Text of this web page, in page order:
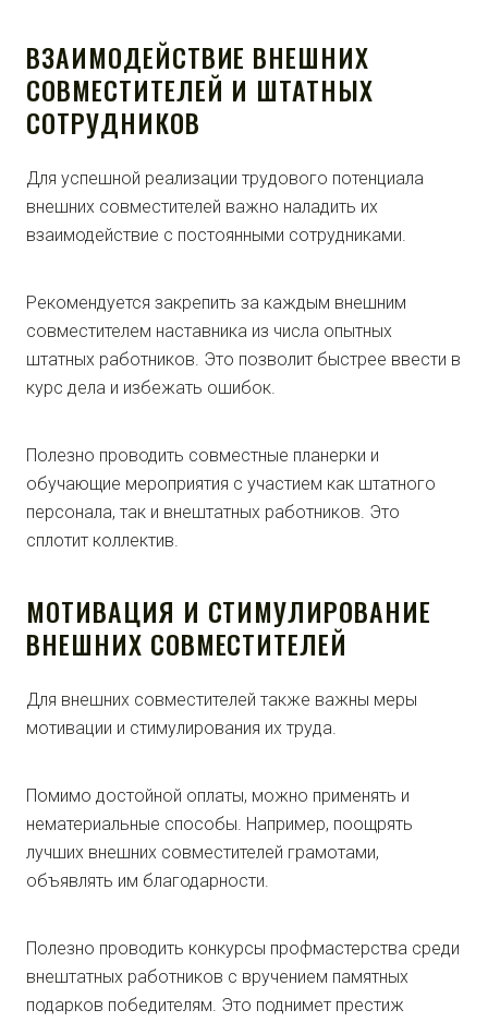
ВЗАИМОДЕЙСТВИЕ ВНЕШНИХ
СОВМЕСТИТЕЛЕЙ И ШТАТНЫХ
СОТРУДНИКОВ
Для успешной реализации трудового потенциала
внешних совместителей важно наладить их
взаимодействие с постоянными сотрудниками.
Рекомендуется закрепить за каждым внешним
совместителем наставника из числа опытных
штатных работников. Это позволит быстрее ввести в
курс дела и избежать ошибок.
Полезно проводить совместные планерки и
обучающие мероприятия с участием как штатного
персонала, так и внештатных работников. Это
сплотит коллектив.
МОТИВАЦИЯ И СТИМУЛИРОВАНИЕ
ВНЕШНИХ СОВМЕСТИТЕЛЕЙ
Для внешних совместителей также важны меры
мотивации и стимулирования их труда.
Помимо достойной оплаты, можно применять и
нематериальные способы. Например, поощрять
лучших внешних совместителей грамотами,
объявлять им благодарности.
Полезно проводить конкурсы профмастерства среди
внештатных работников с вручением памятных
подарков победителям. Это поднимет престиж